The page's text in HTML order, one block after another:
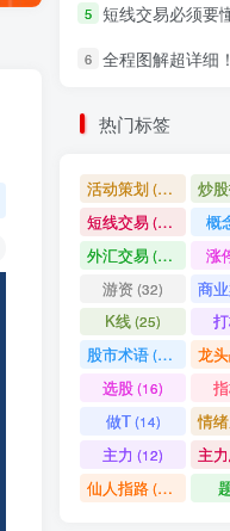
5 短线交易必须要懂的术语有
6 全程图解超详细！
热门标签
活动策划(49)
短线交易(40) 概
外汇交易(37) 涨
游资 (32) 商
K线(25)
股市术语(21) 龙
选股(16)
做T(14) 情
主力 (12) 主
仙人指路(10)
登录
七
满足你
热门文章 最新发布
超级简单！同花顺K线
2 股票打板、上板、封板、翘板